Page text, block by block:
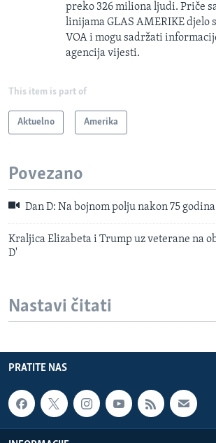
preko 326 miliona ljudi. Priče
linijama GLAS AMERIKE djelo
VOA i mogu sadržati
agencija vijesti.
This item is part of
Aktuelno Amerika
Povezano
Dan D: Na bojnom polju nakon 75 godina
Kraljica Elizabeta i Trump uz veterane na
D'
Nastavi čitati
PRATITE NAS